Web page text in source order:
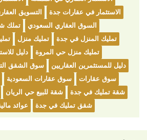
الاستثمار في عقارات جدة
التسويق
السوق العقاري السعودي
تملك
تمليك المنزل في جدة
تمليك منزل
تمليك منزل حي المروة
دليل
دليل للمستثمرين العقاريين
سوق الشقق
سوق عقارات
سوق عقارات السعودية
شقة تمليك في جدة
شقة للبيع حي الريان
شقق تمليك في جدة
عوائد